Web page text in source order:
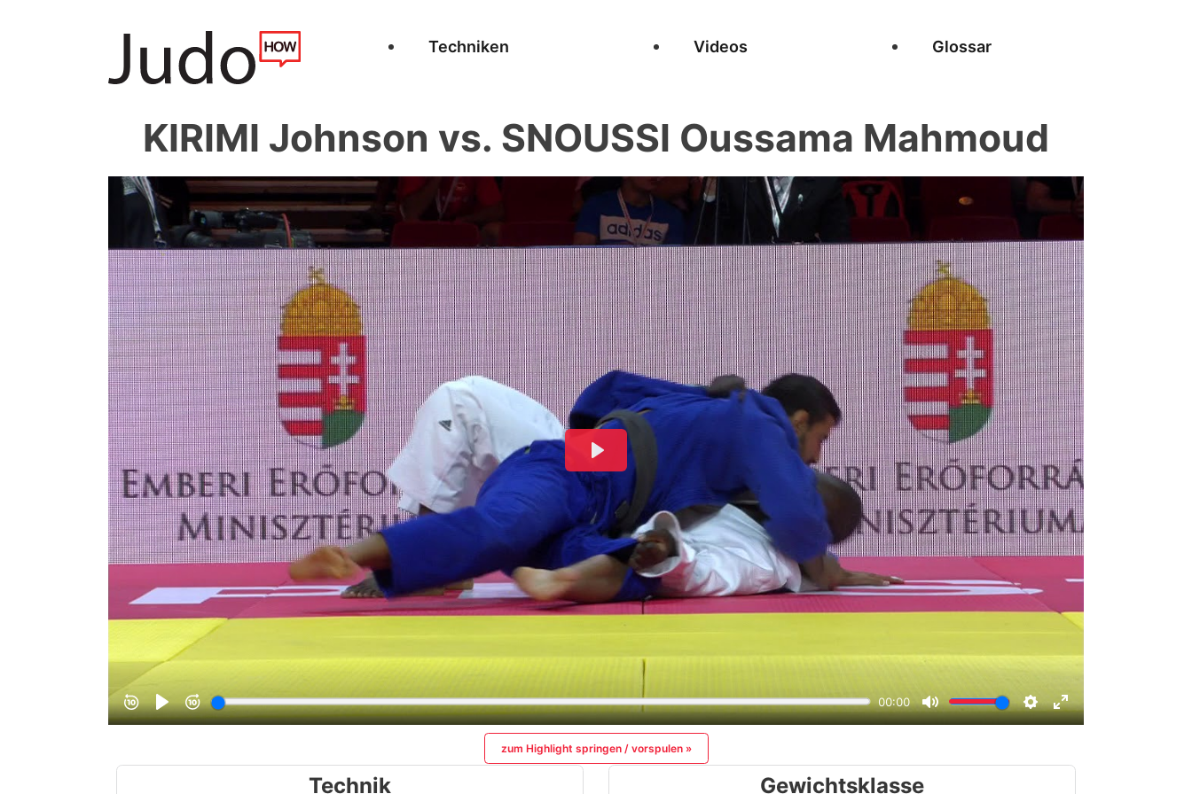
Techniken Videos Glossar
KIRIMI Johnson vs. SNOUSSI Oussama Mahmoud
zum Highlight springen / vorspulen »
Technik Gewichtsklasse